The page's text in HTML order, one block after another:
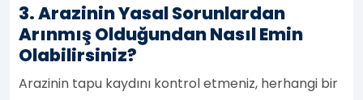
3. Arazinin Yasal Sorunlardan
Arınmış Olduğundan Nasıl Emin
Olabilirsiniz?
Arazinin tapu kaydını kontrol etmeniz, herhangi bir